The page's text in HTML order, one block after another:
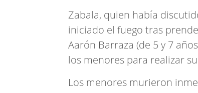
Zabala, quien había
iniciado el fuego tras
Aarón Barraza (de 5 y 7
los menores para realizar
Los menores murieron